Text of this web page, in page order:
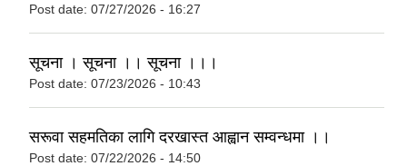
Post date: 07/27/2026 - 16:27
सूचना । सूचना ।। सूचना ।।।
Post date: 07/23/2026 - 10:43
सरूवा सहमतिका लागि दरखास्त आह्वान सम्वन्धमा ।।
Post date: 07/22/2026 - 14:50